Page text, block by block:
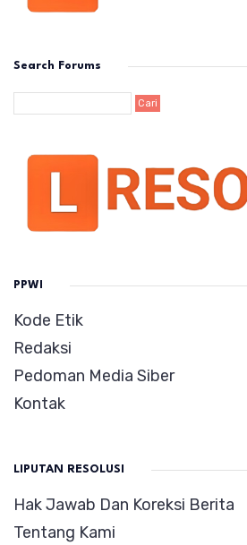
Search Forums
PPWI
Kode Etik
Redaksi
Pedoman Media Siber
Kontak
LIPUTAN RESOLUSI
Hak Jawab Dan Koreksi Berita
Tentang Kami